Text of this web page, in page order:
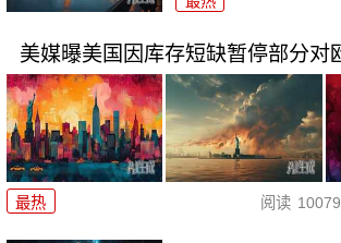
美媒曝美国因库存短缺暂停部分对
最热 阅读